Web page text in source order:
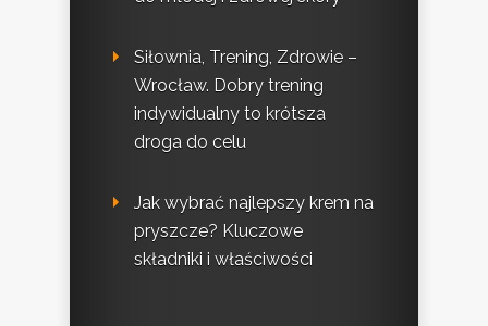
Siłownia, Trening, Zdrowie –
Wrocław. Dobry trening
indywidualny to krótsza
droga do celu
Jak wybrać najlepszy krem na
pryszcze? Kluczowe
składniki i właściwości